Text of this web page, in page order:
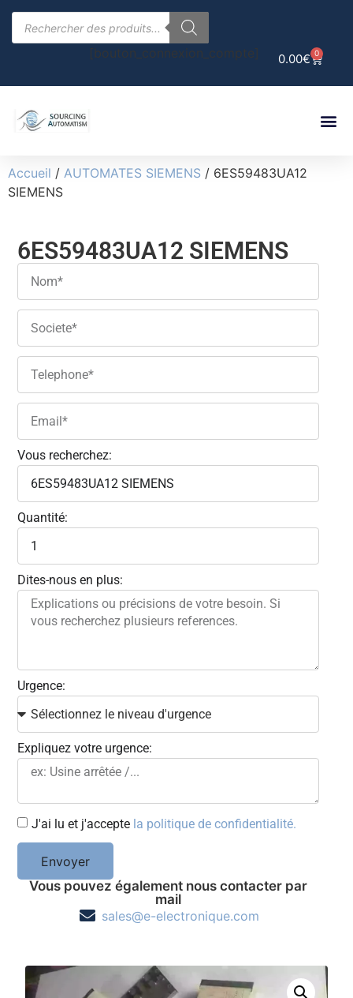
0.00€ 0
[bouton_connexion_compte]
Accueil / AUTOMATES SIEMENS / 6ES59483UA12
SIEMENS
6ES59483UA12 SIEMENS
Vous recherchez:
Quantité:
Dites-nous en plus:
Urgence:
Expliquez votre urgence:
J'ai lu et j'accepte la politique de confidentialité.
Envoyer
Vous pouvez également nous contacter par
mail
sales@e-electronique.com